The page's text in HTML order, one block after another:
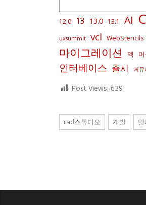
12.0 13 13.0 13.1 AI
uxsummit vcl WebStencils
마이그레이션 맥
인터베이스 출시 커뮤
Post Views: 639
rad스튜디오 개발 델